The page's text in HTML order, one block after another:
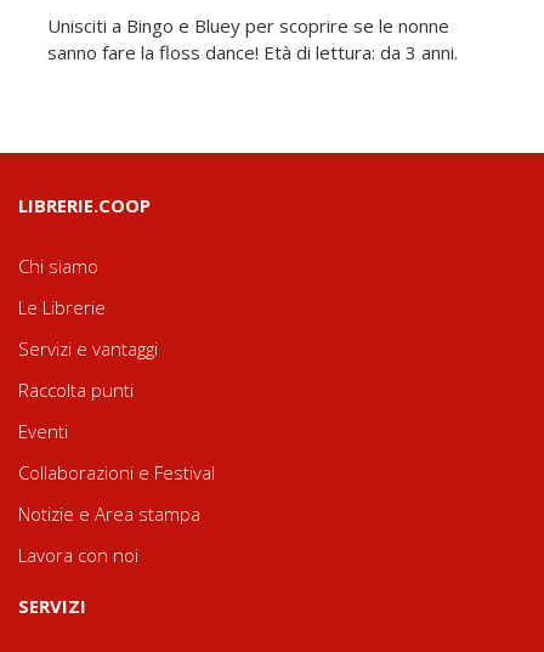
Unisciti a Bingo e Bluey per scoprire se le nonne
sanno fare la floss dance! Età di lettura: da 3 anni.
LIBRERIE.COOP
Chi siamo
Le Librerie
Servizi e vantaggi
Raccolta punti
Eventi
Collaborazioni e Festival
Notizie e Area stampa
Lavora con noi
SERVIZI